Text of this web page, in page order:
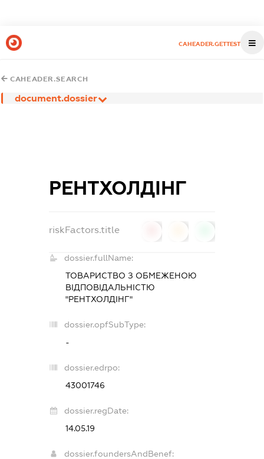
CAHEADER.GETTEST
CAHEADER.SEARCH
document.dossier
РЕНТХОЛДІНГ
riskFactors.title
dossier.fullName:
ТОВАРИСТВО З ОБМЕЖЕНОЮ
ВІДПОВІДАЛЬНІСТЮ
"РЕНТХОЛДІНГ"
dossier.opfSubType:
-
dossier.edrpo:
43001746
dossier.regDate:
14.05.19
dossier.foundersAndBenef: